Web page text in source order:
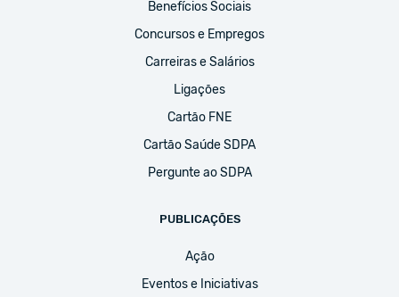
Benefícios Sociais
Concursos e Empregos
Carreiras e Salários
Ligações
Cartão FNE
Cartão Saúde SDPA
Pergunte ao SDPA
PUBLICAÇÕES
Ação
Eventos e Iniciativas